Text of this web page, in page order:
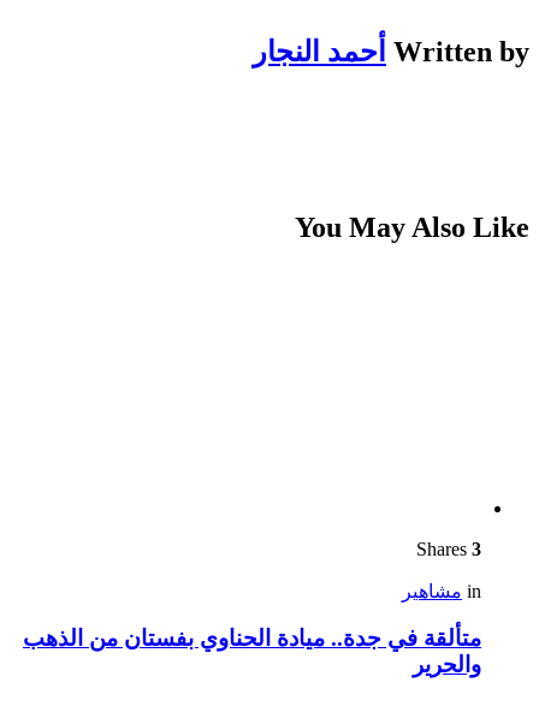
Written by أحمد النجار
You May Also Like
3
in مشاهير
متألقة في جدة.. ميادة الحناوي بفستان من الذهب
والحرير